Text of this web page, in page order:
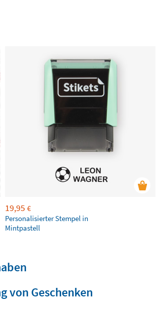
19,95 €
Personalisierter Stempel in
Mintpastell
von Geschenken